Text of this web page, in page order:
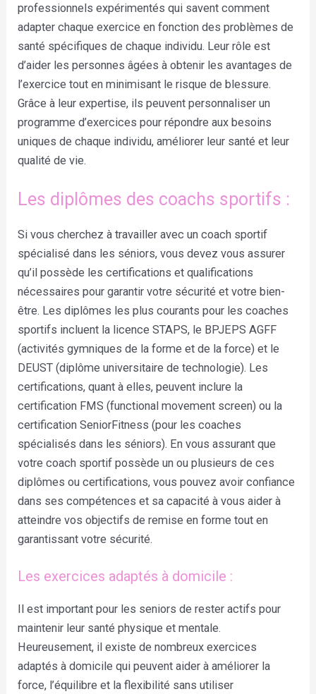
professionnels expérimentés qui savent comment
adapter chaque exercice en fonction des problèmes de
santé spécifiques de chaque individu. Leur rôle est
d’aider les personnes âgées à obtenir les avantages de
l’exercice tout en minimisant le risque de blessure.
Grâce à leur expertise, ils peuvent personnaliser un
programme d’exercices pour répondre aux besoins
uniques de chaque individu, améliorer leur santé et leur
qualité de vie.
Les diplômes des coachs sportifs :
Si vous cherchez à travailler avec un coach sportif
spécialisé dans les séniors, vous devez vous assurer
qu’il possède les certifications et qualifications
nécessaires pour garantir votre sécurité et votre bien-
être. Les diplômes les plus courants pour les coaches
sportifs incluent la licence STAPS, le BPJEPS AGFF
(activités gymniques de la forme et de la force) et le
DEUST (diplôme universitaire de technologie). Les
certifications, quant à elles, peuvent inclure la
certification FMS (functional movement screen) ou la
certification SeniorFitness (pour les coaches
spécialisés dans les séniors). En vous assurant que
votre coach sportif possède un ou plusieurs de ces
diplômes ou certifications, vous pouvez avoir confiance
dans ses compétences et sa capacité à vous aider à
atteindre vos objectifs de remise en forme tout en
garantissant votre sécurité.
Les exercices adaptés à domicile :
Il est important pour les seniors de rester actifs pour
maintenir leur santé physique et mentale.
Heureusement, il existe de nombreux exercices
adaptés à domicile qui peuvent aider à améliorer la
force, l’équilibre et la flexibilité sans utiliser